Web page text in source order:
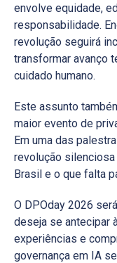
envolve equidade,
responsabilidade.
revolução seguirá
transformar avanço
cuidado humano.
Este assunto
maior evento de
Em uma das
revolução
Brasil e o que falta
O DPOday 2026
deseja se antecipar
experiências e
governança em IA